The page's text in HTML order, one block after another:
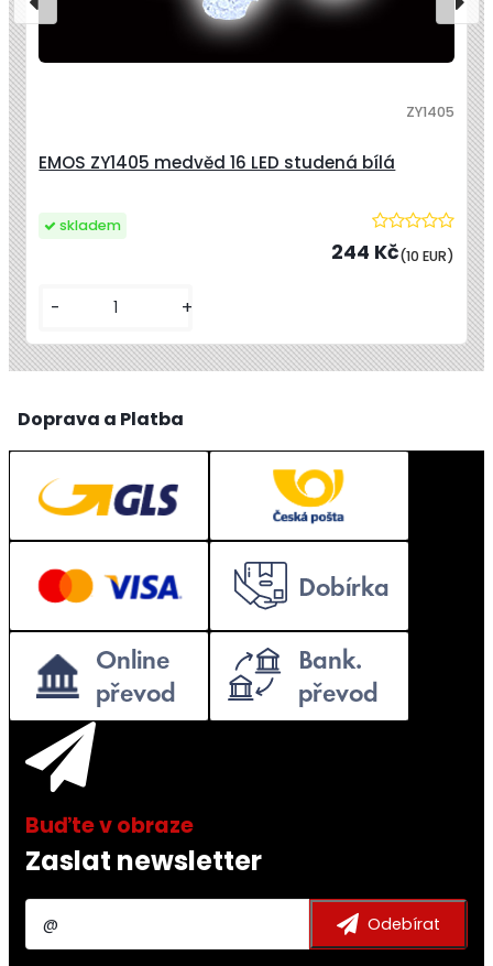
EMOS ZY1405 medvěd 16 LED studená bílá
ZY1405
244 Kč(10 EUR)
- +
skladem
Doprava a Platba
Zaslat newsletter